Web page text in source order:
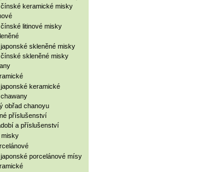
čínské keramické misky
čínské litinové misky
japonské skleněné misky
čínské skleněné misky
japonské keramické
chawany
obřad chanoyu
příslušenství
a příslušenství
misky
japonské porcelánové mísy